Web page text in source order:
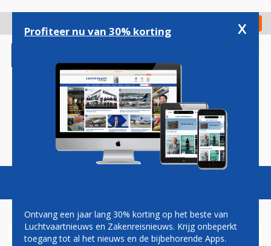
gaan
Check in
Magazine Podcasts Vacatures
Profiteer nu van 30% korting x
Ontvang een jaar lang 30% korting op het beste van
Luchtvaartnieuws en Zakenreisnieuws. Krijg onbeperkt
toegang tot al het nieuws en de bijbehorende Apps.